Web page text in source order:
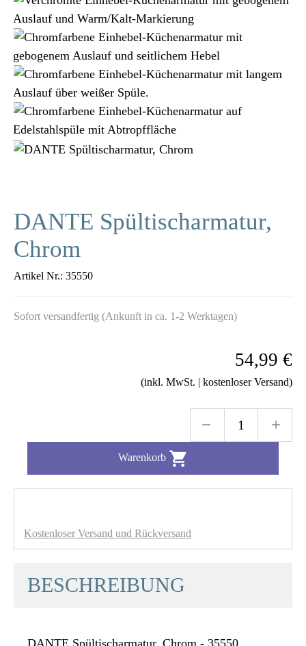
DANTE Spültischarmatur,
Chrom
Artikel Nr.: 35550
Sofort versandfertig (Ankunft in ca. 1-2 Werktagen)
54,99 €
(inkl. MwSt. | kostenloser Versand)
Warenkorb 
Kostenloser Versand und Rückversand
BESCHREIBUNG